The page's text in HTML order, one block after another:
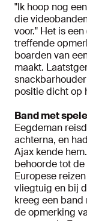
"Ik hoop nog
die
voor." Het is
treffende
boarden van
maakt.
positie dicht op
Band met
Eegdeman
achterna, en
Ajax kende
behoorde tot
Europese
vliegtuig en bij
kreeg een
de opmerking